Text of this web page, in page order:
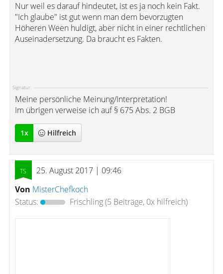
Nur weil es darauf hindeutet, ist es ja noch kein Fakt.
"Ich glaube" ist gut wenn man dem bevorzugten
Höheren Ween huldigt, aber nicht in einer rechtlichen
Auseinadersetzung. Da braucht es Fakten.
Signatur:
Meine persönliche Meinung/Interpretation!
Im übrigen verweise ich auf § 675 Abs. 2 BGB
1x Hilfreich
25. August 2017 | 09:46
Von MisterChefkoch
Status:
Frischling(5 Beiträge, 0x hilfreich)